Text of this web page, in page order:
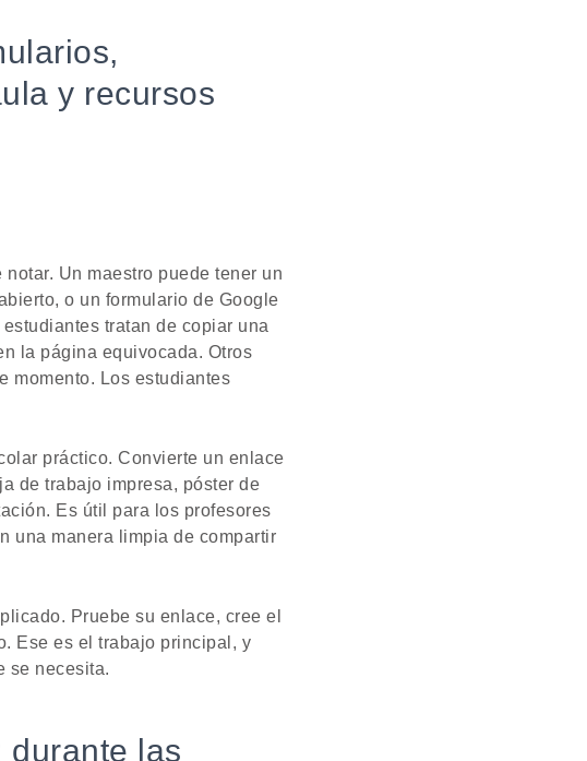
y recursos
Un maestro puede tener un
o un formulario de Google
tratan de copiar una
la página equivocada. Otros
momento. Los estudiantes
práctico. Convierte un enlace
de trabajo impresa, póster de
Es útil para los profesores
una manera limpia de compartir
Pruebe su enlace, cree el
Ese es el trabajo principal, y
se necesita.
durante las